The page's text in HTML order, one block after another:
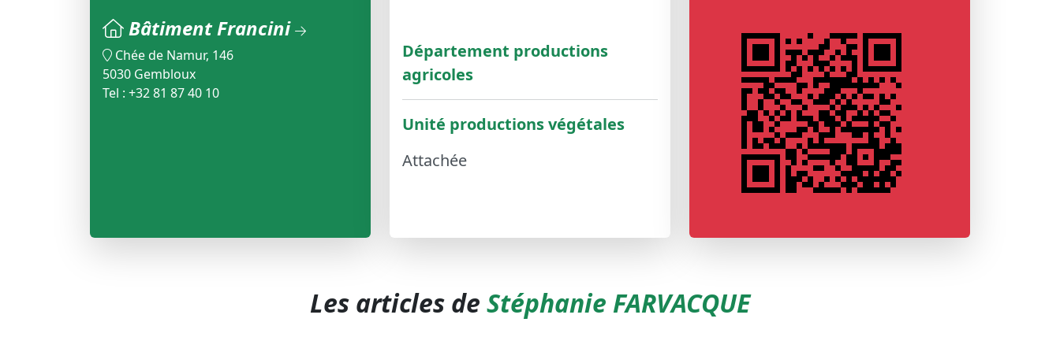
Bâtiment Francini
Chée de Namur, 146
5030 Gembloux
Tel : +32 81 87 40 10
Département productions
agricoles
Unité productions végétales
Attachée
Les articles de Stéphanie FARVACQUE